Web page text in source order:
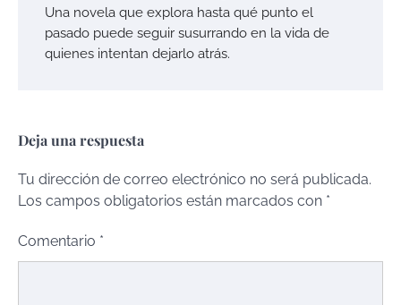
Una novela que explora hasta qué punto el
pasado puede seguir susurrando en la vida de
quienes intentan dejarlo atrás.
Deja una respuesta
Tu dirección de correo electrónico no será publicada.
Los campos obligatorios están marcados con *
Comentario *